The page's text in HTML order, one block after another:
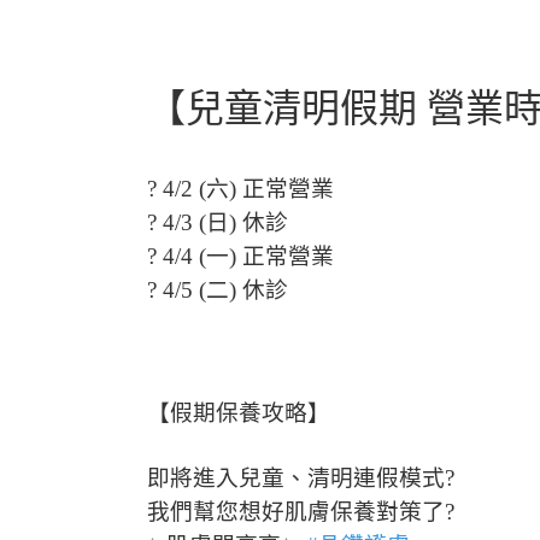
【兒童清明假期 營業
? 4/2 (六) 正常營業
? 4/3 (日) 休診
? 4/4 (一) 正常營業
? 4/5 (二) 休診
【假期保養攻略】
即將進入兒童、清明連假模式?
我們幫您想好肌膚保養對策了?